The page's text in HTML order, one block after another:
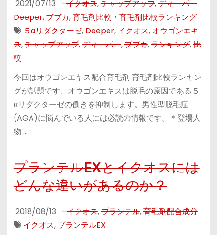
2021/07/13 –イクオス,チャップアップ,ディーパー
Deeper,ブブカ,育毛剤比較・育毛剤比較ランキング
５αリダクターゼ,Deeper,イクオス,オウゴンエキ
ス,チャップアップ,ディーパー,ブブカ,ランキング,比
較
今回はオウゴンエキス配合育毛剤 育毛剤比較ランキン
グが話題です。オウゴンエキスは脱毛の原因である５
αリダクターゼの働きを抑制します。男性型脱毛症
(AGA)に悩んでいる人には必読の情報です。＊登場人
物 …
プランテルEXとイクオスには
どんな違いがあるのか？
2018/08/13 –イクオス,プランテル,育毛剤配合成分
イクオス,プランテルEX